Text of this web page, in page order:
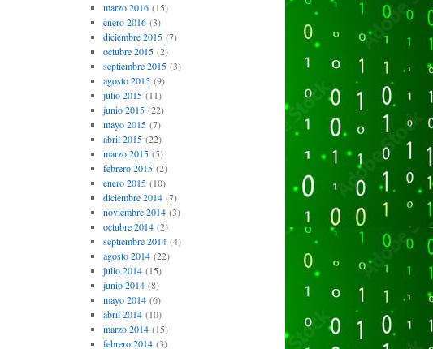
marzo 2016(15)
enero 2016(3)
diciembre 2015(7)
octubre 2015(2)
septiembre 2015(3)
agosto 2015(9)
julio 2015(11)
junio 2015(22)
mayo 2015(7)
abril 2015(22)
marzo 2015(5)
febrero 2015(2)
enero 2015(10)
diciembre 2014(7)
noviembre 2014(3)
octubre 2014(2)
septiembre 2014(4)
agosto 2014(22)
julio 2014(15)
junio 2014(8)
mayo 2014(6)
abril 2014(10)
marzo 2014(15)
febrero 2014(3)